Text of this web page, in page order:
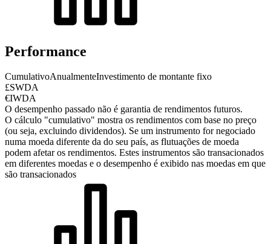
Performance
CumulativoAnualmenteInvestimento de montante fixo
£SWDA
€IWDA
O desempenho passado não é garantia de rendimentos futuros.
O cálculo "cumulativo" mostra os rendimentos com base no preço
(ou seja, excluindo dividendos). Se um instrumento for negociado
numa moeda diferente da do seu país, as flutuações de moeda
podem afetar os rendimentos. Estes instrumentos são transacionados
em diferentes moedas e o desempenho é exibido nas moedas em que
são transacionados